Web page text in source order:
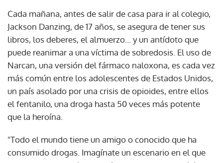
Cada mañana, antes de salir de casa para ir al colegio,
Jackson Danzing, de 17 años, se asegura de tener sus
libros, los deberes, el almuerzo... y un antídoto que
puede reanimar a una víctima de sobredosis. El uso de
Narcan, una versión del fármaco naloxona, es cada vez
más común entre los adolescentes de Estados Unidos,
un país asolado por una crisis de opioides, entre ellos
el fentanilo, una droga hasta 50 veces más potente
que la heroína.
"Todo el mundo tiene un amigo o conocido que ha
consumido drogas. Imagínate un escenario en el que